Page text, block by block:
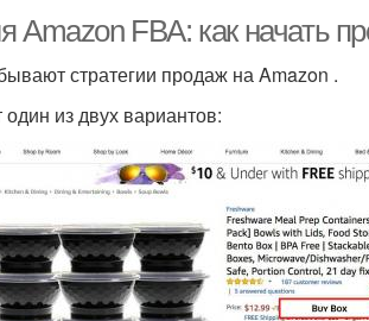
Amazon FBA: как начать
стратегии продаж на Amazon .
из двух вариантов: